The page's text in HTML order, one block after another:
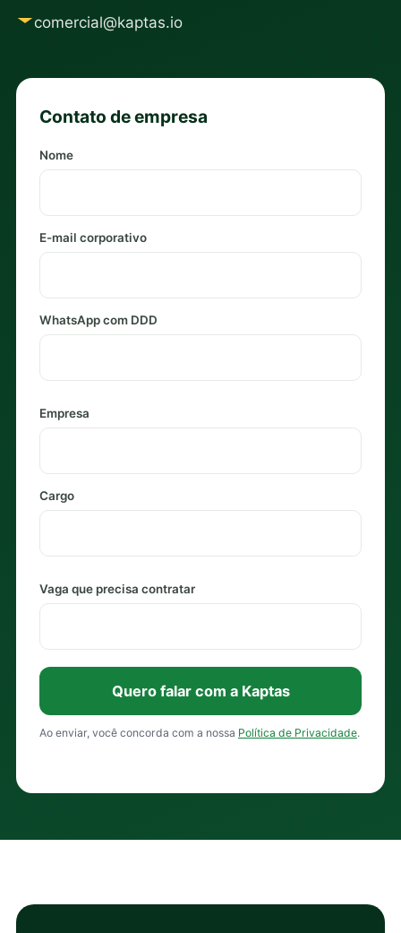
comercial@kaptas.io
Contato de empresa
Nome
E-mail corporativo
WhatsApp com DDD
Empresa
Cargo
Vaga que precisa contratar
Quero falar com a Kaptas
Ao enviar, você concorda com a nossa Política de Privacidade.